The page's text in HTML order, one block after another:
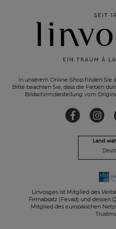
KOSTENLOSER
In unserem Online-Shop finden Sie
Bitte beachten Sie, dass die Farben
Bildschirmdarstellung vom
Land
Linvosges ist Mitglied des
Fernabsatz (Fevad) und dessen
Mitglied des europäischen